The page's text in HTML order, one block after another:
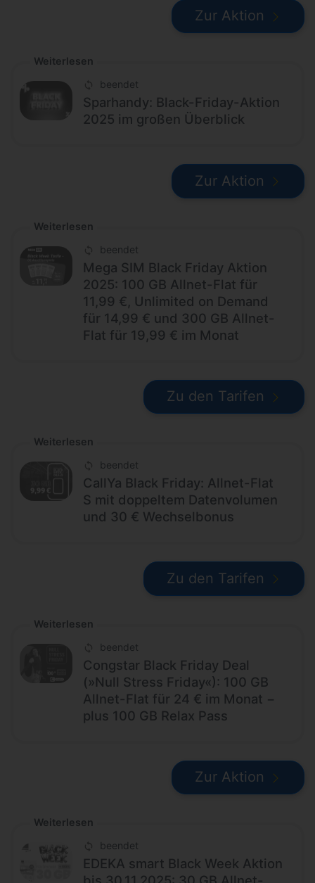
Zur Aktion
Weiterlesen
beendet
Sparhandy: Black-Friday-Aktion
2025 im großen Überblick
Zur Aktion
Weiterlesen
beendet
Mega SIM Black Friday Aktion
2025: 100 GB Allnet-Flat für
11,99 €, Unlimited on Demand
für 14,99 € und 300 GB Allnet-
Flat für 19,99 € im Monat
Zu den Tarifen
Weiterlesen
beendet
CallYa Black Friday: Allnet-Flat
S mit doppeltem Datenvolumen
und 30 € Wechselbonus
Zu den Tarifen
Weiterlesen
beendet
Congstar Black Friday Deal
(»Null Stress Friday«): 100 GB
Allnet-Flat für 24 € im Monat −
plus 100 GB Relax Pass
Zur Aktion
Weiterlesen
beendet
EDEKA smart Black Week Aktion